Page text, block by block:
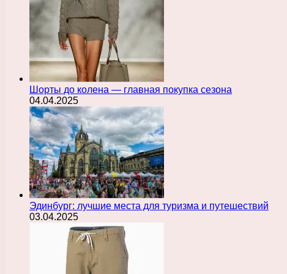
Шорты до колена — главная покупка сезона
04.04.2025
Эдинбург: лучшие места для туризма и путешествий
03.04.2025